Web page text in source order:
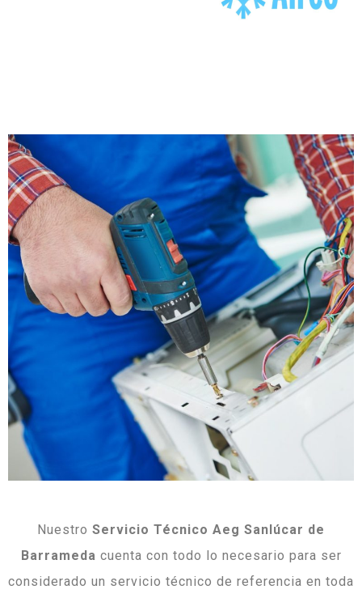
Nuestro Servicio Técnico Aeg Sanlúcar de
Barrameda cuenta con todo lo necesario para ser
considerado un servicio técnico de referencia en toda